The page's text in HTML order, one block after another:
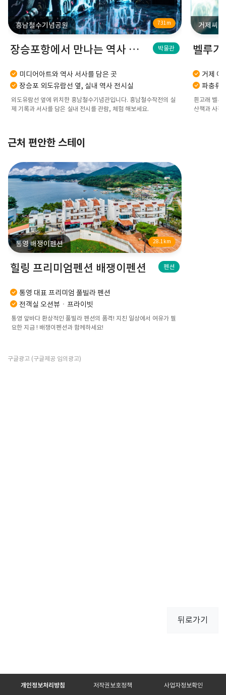
흥남철수기념공원 731m
장승포항에서 만나는 역사 기념관 박물관
미디어아트와 역사 서사를 담은 곳
장승포 외도유람선 옆, 실내 역사 전시실
외도유람선 옆에 위치한 흥남철수기념관입니다. 흥남철수작전의 실
제 기록과 서사를 담은 실내 전시를 관람, 체험 해보세요.
거제씨월
거제 여
파충류
흰고래 벨루
산책과 사진
근처 편안한 스테이
통영 배쟁이펜션 28.1km
힐링 프리미엄펜션 배쟁이펜션 펜션
통영 대표 프리미엄 풀빌라 펜션
전객실 오션뷰ㆍ프라이빗
통영 앞바다 환상적인 풀빌라 펜션의 품격! 지친 일상에서 여유가 필
요한 지금 ! 배쟁이펜션과 함께하세요!
구글광고 (구글제공 임의광고)
뒤로가기
개인정보처리방침 저작권보호정책 사업자정보확인